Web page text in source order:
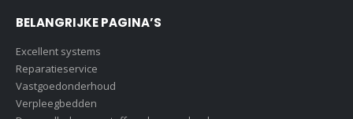
BELANGRIJKE PAGINA’S
Excellent systems
Reparatieservice
Vastgoedonderhoud
Verpleegbedden